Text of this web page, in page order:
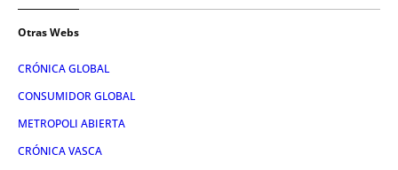
Otras Webs
CRÓNICA GLOBAL
CONSUMIDOR GLOBAL
METROPOLI ABIERTA
CRÓNICA VASCA